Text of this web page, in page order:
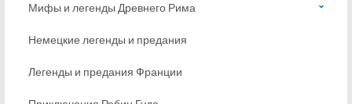
Мифы и легенды Древнего Рима
Немецкие легенды и предания
Легенды и предания Франции